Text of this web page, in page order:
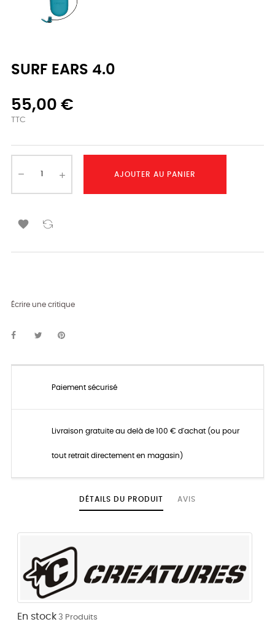
SURF EARS 4.0
55,00 €
TTC
AJOUTER AU PANIER

Écrire une critique
Paiement sécurisé
Livraison gratuite au delà de 100 € d'achat (ou pour
tout retrait directement en magasin)
DÉTAILS DU PRODUIT AVIS
En stock 3 Produits